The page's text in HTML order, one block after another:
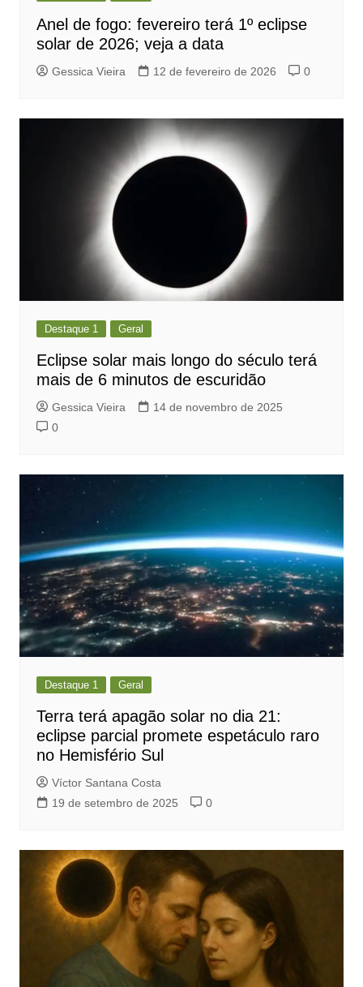
Anel de fogo: fevereiro terá 1º eclipse
solar de 2026; veja a data
Gessica Vieira 12 de fevereiro de 2026 0
Destaque 1 Geral
Eclipse solar mais longo do século terá
mais de 6 minutos de escuridão
Gessica Vieira
14 de novembro de 2025
0
Destaque 1 Geral
Terra terá apagão solar no dia 21:
eclipse parcial promete espetáculo raro
no Hemisfério Sul
Víctor Santana Costa
19 de setembro de 2025
0